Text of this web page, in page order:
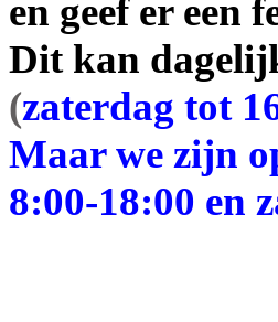
en geef er een
Dit kan
(zaterdag tot
Maar we zijn
8:00-18:00 en